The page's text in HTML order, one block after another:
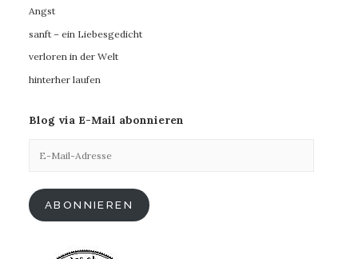
Angst
sanft – ein Liebesgedicht
verloren in der Welt
hinterher laufen
Blog via E-Mail abonnieren
Mail-
ABONNIEREN